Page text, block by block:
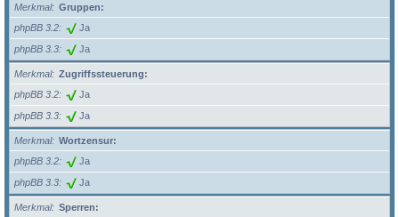
Merkmal
Gruppen:
phpBB 3.2
Ja
phpBB 3.3 Ja
Merkmal
Zugriffssteuerung:
phpBB 3.2
Ja
phpBB 3.3 Ja
Merkmal
Wortzensur:
phpBB 3.2
Ja
phpBB 3.3 Ja
Merkmal
Sperren: